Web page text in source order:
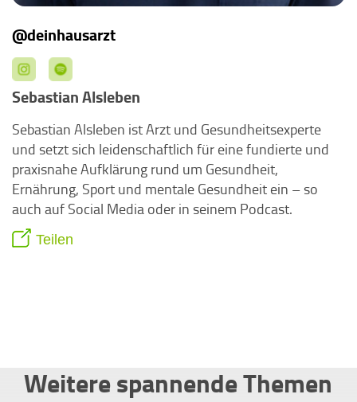
@deinhausarzt
Sebastian Alsleben
Sebastian Alsleben ist Arzt und Gesundheitsexperte
und setzt sich leidenschaftlich für eine fundierte und
praxisnahe Aufklärung rund um Gesundheit,
Ernährung, Sport und mentale Gesundheit ein – so
auch auf Social Media oder in seinem Podcast.
Teilen
Weitere spannende Themen